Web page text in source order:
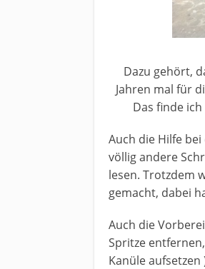
Dazu gehört,
Jahren mal für
Das finde
Auch die Hilfe
völlig andere
lesen. Trotzdem
gemacht, dabei
Auch die
Spritze entfernen,
Kanüle